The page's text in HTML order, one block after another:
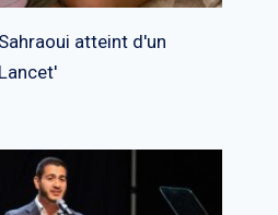
atteint d'un